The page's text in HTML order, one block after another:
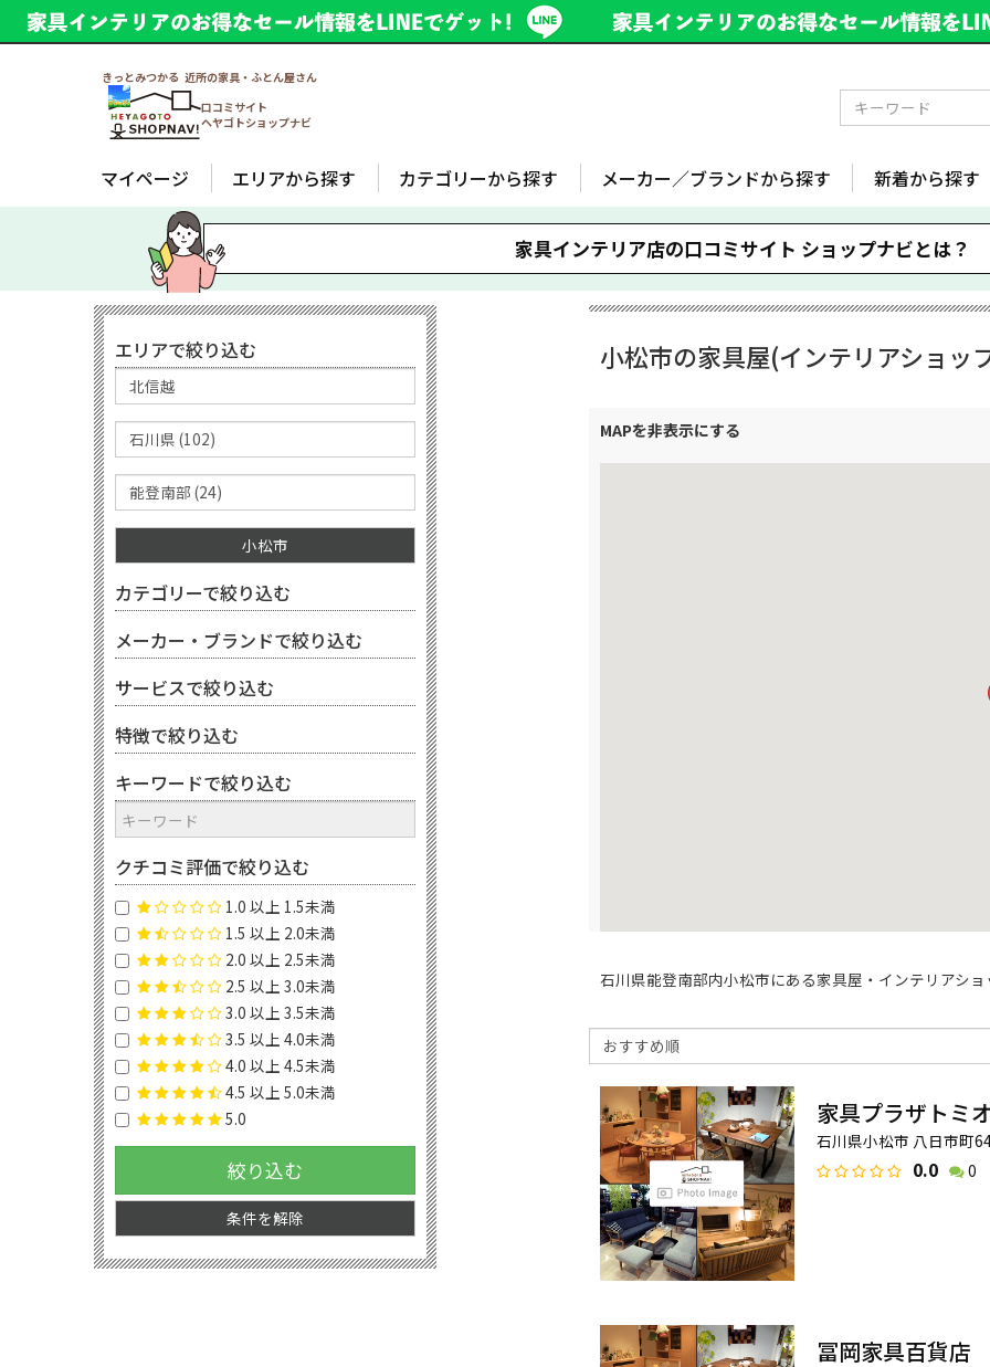
きっとみつかる 近所の家具・ふとん屋さん
口コミサイト
ヘヤゴトショップナビ
マイページ エリアから探す カテゴリーから探す メーカー／ブランドから探す 新着から探す
家具インテリア店の口コミサイト ショップナビとは？
小松市の家具屋(インテリアショッ
石川県能登南部内小松市にある家具屋・インテリアシ
家具プラザトミ
石川県小松市 八日市町
0.0 0
冨岡家具百貨店
エリアで絞り込む
小松市
カテゴリーで絞り込む
メーカー・ブランドで絞り込む
サービスで絞り込む
特徴で絞り込む
キーワードで絞り込む
クチコミ評価で絞り込む
1.0 以上 1.5未満
1.5 以上 2.0未満
2.0 以上 2.5未満
2.5 以上 3.0未満
3.0 以上 3.5未満
3.5 以上 4.0未満
4.0 以上 4.5未満
4.5 以上 5.0未満
5.0
絞り込む
条件を解除